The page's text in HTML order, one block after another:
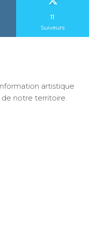
11
Suiveurs
artistique
notre territoire.